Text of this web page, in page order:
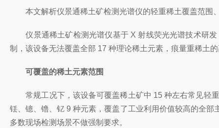
本文解析仪景通稀土矿检测光谱仪的轻重稀土覆盖范围
仪景通稀土矿检测光谱仪基于 X 射线荧光光谱技术研发
制，该设备无法覆盖全部 17 种理论稀土元素，痕量重稀土
可覆盖的稀土元素范围
常规工况下，该设备可覆盖稀土矿中 15 种左右常见轻重
铥、镱、镥、钇 9 种元素，覆盖了工业利用价值较高的全
多数现场检测场景不做强制要求。